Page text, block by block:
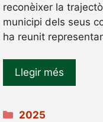
reconèixer la
municipi dels seus
ha reunit
Llegir més
Categories
2025